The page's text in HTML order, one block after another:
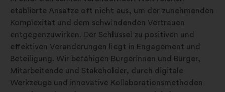
etablierte Ansätze oft nicht aus, um der zunehmenden
Komplexität und dem schwindenden Vertrauen
entgegenzuwirken. Der Schlüssel zu positiven und
effektiven Veränderungen liegt in Engagement und
Beteiligung. Wir befähigen Bürgerinnen und Bürger,
Mitarbeitende und Stakeholder, durch digitale
Werkzeuge und innovative Kollaborationsmethoden